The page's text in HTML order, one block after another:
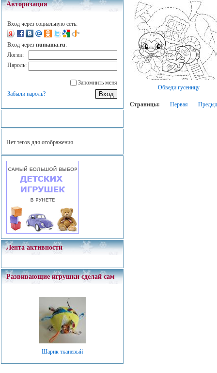
Авторизация
Вход через социальную сеть:
Вход через numama.ru:
Логин:
Пароль:
Запомнить меня
Забыли пароль?
Нет тегов для отображения
Лента активности
Развивающие игрушки сделай сам
Шарик тканевый
Обведи гусеницу
Страницы: Первая